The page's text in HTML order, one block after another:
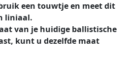
een touwtje en meet dit
liniaal.
van je huidige ballistische
kunt u dezelfde maat